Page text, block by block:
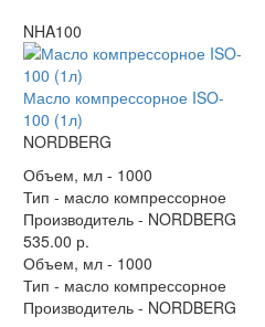
NHA100
Масло компрессорное ISO-
100 (1л)
NORDBERG
Объем, мл - 1000
Тип - масло компрессорное
Производитель - NORDBERG
535.00 р.
Объем, мл - 1000
Тип - масло компрессорное
Производитель - NORDBERG